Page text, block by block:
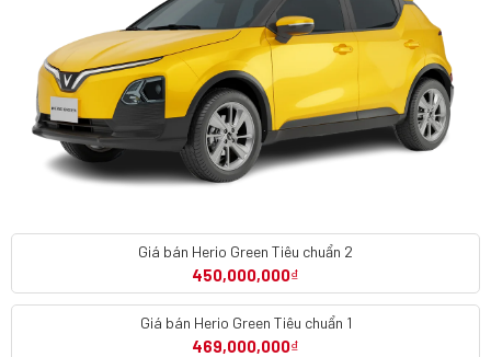
Giá bán Herio Green Tiêu chuẩn 2
450,000,000₫
Giá bán Herio Green Tiêu chuẩn 1
469,000,000₫